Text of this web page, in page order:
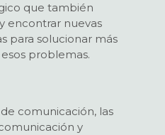
que también
encontrar nuevas
para solucionar más
problemas.
comunicación, las
y